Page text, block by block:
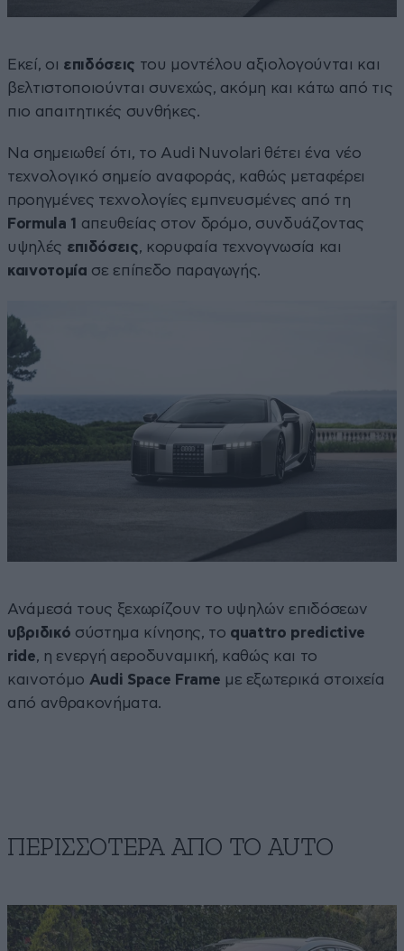
Εκεί, οι επιδόσεις του μοντέλου αξιολογούνται και
βελτιστοποιούνται συνεχώς, ακόμη και κάτω από τις
πιο απαιτητικές συνθήκες.
Να σημειωθεί ότι, το Audi Nuvolari θέτει ένα νέο
τεχνολογικό σημείο αναφοράς, καθώς μεταφέρει
προηγμένες τεχνολογίες εμπνευσμένες από τη
Formula 1 απευθείας στον δρόμο, συνδυάζοντας
υψηλές επιδόσεις, κορυφαία τεχνογνωσία και
καινοτομία σε επίπεδο παραγωγής.
Ανάμεσά τους ξεχωρίζουν το υψηλών επιδόσεων
υβριδικό σύστημα κίνησης, το quattro predictive
ride, η ενεργή αεροδυναμική, καθώς και το
καινοτόμο Audi Space Frame με εξωτερικά στοιχεία
από ανθρακονήματα.
ΠΕΡΙΣΣΟΤΕΡΑ ΑΠΟ ΤΟ AUTO